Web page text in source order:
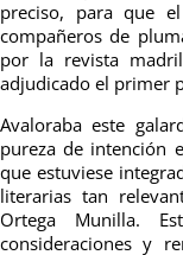
preciso, para que
compañeros de
por la revista
adjudicado el primer
Avaloraba este
pureza de intención
que estuviese
literarias tan
Ortega Munilla.
consideraciones y